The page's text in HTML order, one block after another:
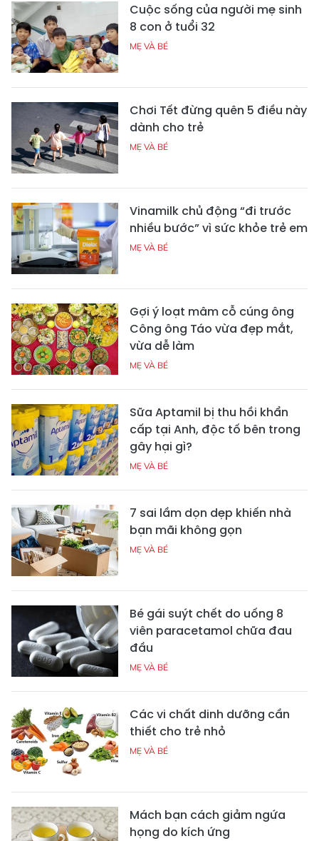
Cuộc sống của người mẹ sinh
8 con ở tuổi 32
MẸ VÀ BÉ
Chơi Tết đừng quên 5 điều này
dành cho trẻ
MẸ VÀ BÉ
Vinamilk chủ động “đi trước
nhiều bước” vì sức khỏe trẻ em
MẸ VÀ BÉ
Gợi ý loạt mâm cỗ cúng ông
Công ông Táo vừa đẹp mắt,
vừa dễ làm
MẸ VÀ BÉ
Sữa Aptamil bị thu hồi khẩn
cấp tại Anh, độc tố bên trong
gây hại gì?
MẸ VÀ BÉ
7 sai lầm dọn dẹp khiến nhà
bạn mãi không gọn
MẸ VÀ BÉ
Bé gái suýt chết do uống 8
viên paracetamol chữa đau
đầu
MẸ VÀ BÉ
Các vi chất dinh dưỡng cần
thiết cho trẻ nhỏ
MẸ VÀ BÉ
Mách bạn cách giảm ngứa
họng do kích ứng